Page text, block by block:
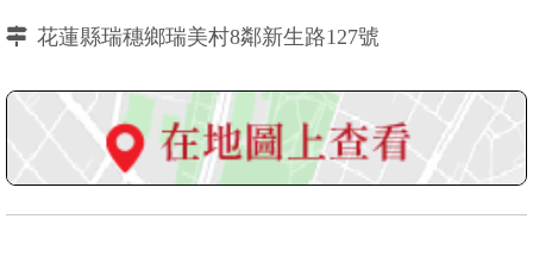
花蓮縣瑞穗鄉瑞美村8鄰新生路127號